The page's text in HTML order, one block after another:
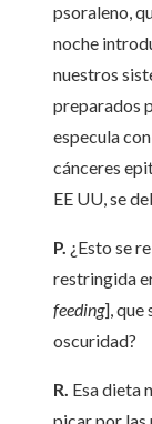
psoraleno,
noche
nuestros
preparados
especula
cánceres
EE UU, se
P. ¿Esto se
restringida
feeding], que
oscuridad?
R. Esa dieta